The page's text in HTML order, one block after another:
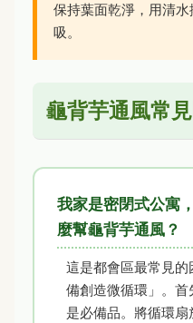
保持葉面乾淨，用清
吸。
龜背芋通風常
我家是密閉式公寓
麼幫龜背芋通風？
這是都會區最常見
備創造微循環」。
是必備品。將循環